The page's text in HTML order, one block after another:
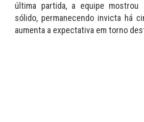
última partida, a equipe mostrou
sólido, permanecendo invicta há
aumenta a expectativa em torno